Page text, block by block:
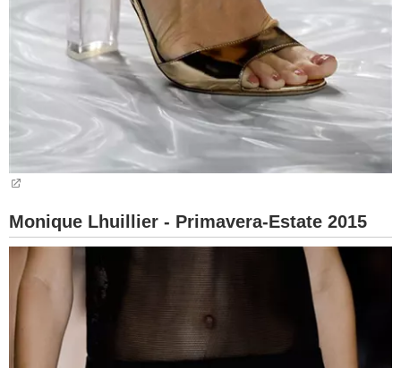
Monique Lhuillier - Primavera-Estate 2015